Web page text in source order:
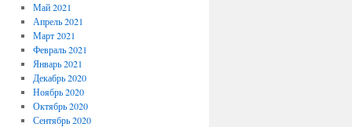
Май 2021
Апрель 2021
Март 2021
Февраль 2021
Январь 2021
Декабрь 2020
Ноябрь 2020
Октябрь 2020
Сентябрь 2020